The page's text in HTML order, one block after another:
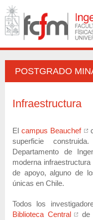
POSTGRADO
Infraestructura
Elcampus Beauchef
superficie
Departamento de
moderna infraestructura
de apoyo, alguno de
únicas en Chile.
Todos los
Biblioteca Central
de